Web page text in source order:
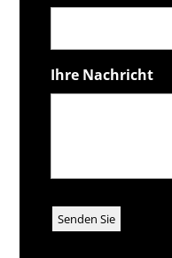
Ihre Nachricht